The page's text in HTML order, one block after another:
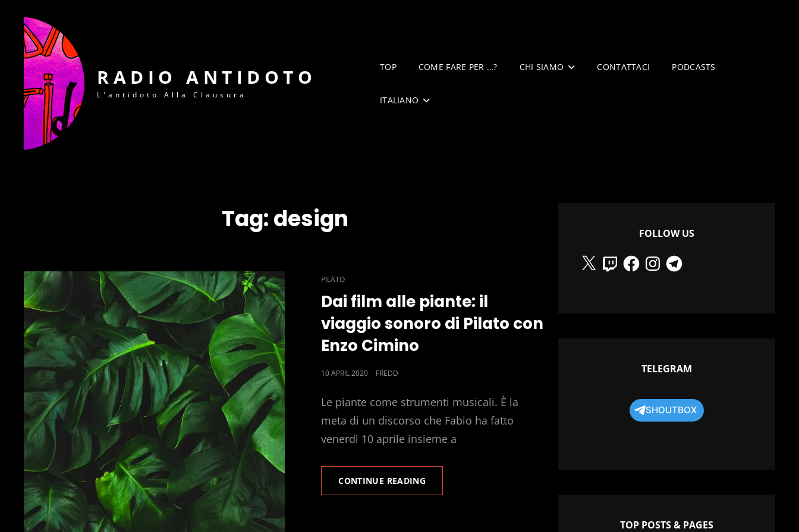
RADIO ANTIDOTO
L'antidoto Alla Clausura
TOP COME FARE PER …? CHI SIAMO CONTATTACI PODCASTS
ITALIANO
Tag:design
CAT
LINKS
PILATO
Dai film alle piante: il
viaggio sonoro di Pilato con
Enzo Cimino
POSTED
10 APRIL 2020 FREDD
Le piante come strumenti musicali. È la
meta di un discorso che Fabio ha fatto
venerdì 10 aprile insieme a
CONTINUE READING
FILM
FOLLOW US
X
TwitchFacebookInstagramTelegram
TELEGRAM
SHOUTBOX
TOP POSTS & PAGES